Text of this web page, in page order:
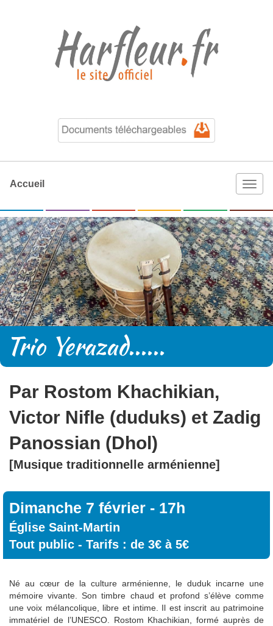
Accueil
Trio Yerazad......
Par Rostom Khachikian,
Victor Nifle (duduks) et Zadig
Panossian (Dhol)
[Musique traditionnelle arménienne]
Dimanche 7 février - 17h
Ég lise Saint-Martin
Tout public - Tarifs : de 3€ à 5€
Né au cœur de la culture arménienne, le duduk incarne une
mémoire vivante. Son timbre chaud et profond s’élève comme
une voix mélancolique, libre et intime. Il est inscrit au patrimoine
immatériel de l’UNESCO. Rostom Khachikian, formé auprès de